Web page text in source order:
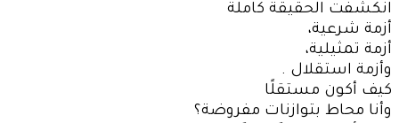
انكشفت الحقيقة كاملة
أزمة شرعية،
أزمة تمثيلية،
وأزمة استقلال .
كيف أكون مستقلًا
وأنا محاط بتوازنات مفروضة؟